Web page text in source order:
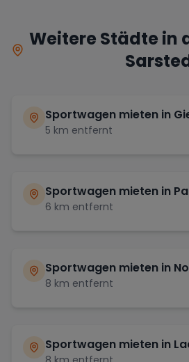
Weitere Städte in
Sportwagen mieten in
5 km entfernt
Sportwagen mieten in
6 km entfernt
Sportwagen mieten in
8 km entfernt
Sportwagen mieten in